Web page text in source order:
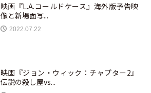
映画『L.A.コールドケース』海外版予告映
像と新場面写...
2022.07.22
映画『ジョン・ウィック：チャプター2』
伝説の殺し屋vs...